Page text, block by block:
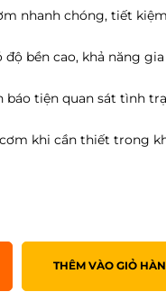
nhanh chóng, tiết
bền cao, khả năng
báo tiện quan sát tình
khi cần thiết trong
THÊM VÀO GIỎ